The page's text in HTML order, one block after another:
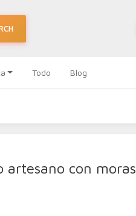
Todo Blog
artesano con moras